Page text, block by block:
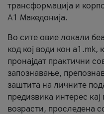
трансформација и
А1 Македонија.
Во сите овие локали
код кој води кон a1.mk,
пронајдат практични
запознавање,
заштита на личните
предизвика интерес
возрасти, проследена